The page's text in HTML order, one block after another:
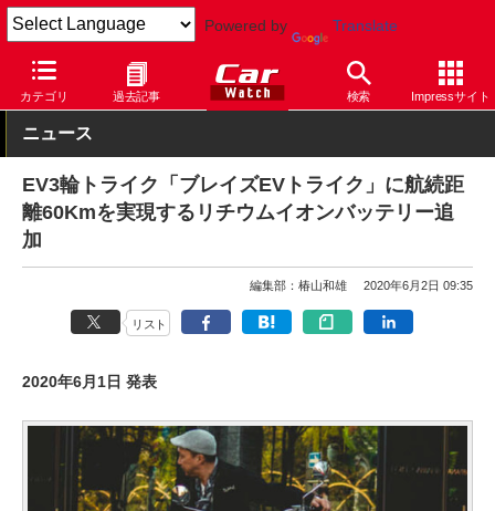
Powered by Translate
カテゴリ 過去記事 検索 Impressサイト
Car Watch モーターサイクル
ニュース
EV3輪トライク「ブレイズEVトライク」に航続距
離60Kmを実現するリチウムイオンバッテリー追
加
編集部：椿山和雄 2020年6月2日 09:35
リスト
2020年6月1日 発表